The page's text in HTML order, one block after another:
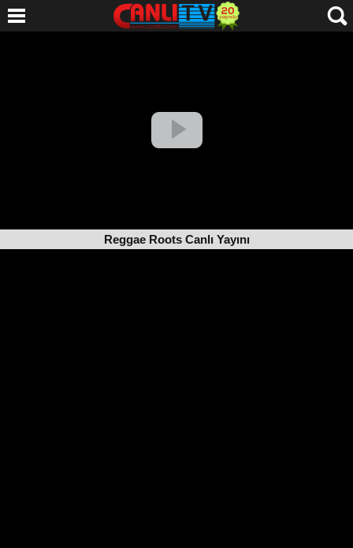
Reggae Roots Canlı Yayını